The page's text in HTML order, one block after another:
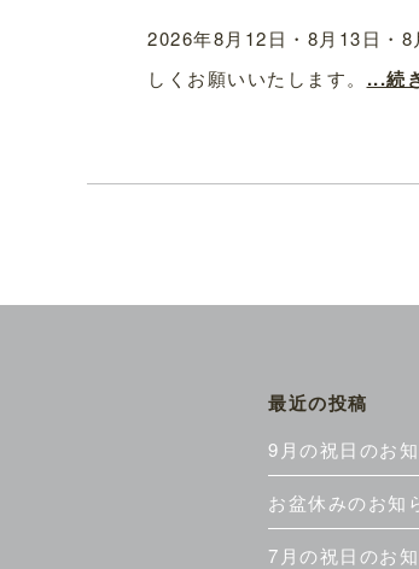
2026年8月12日・8月13日・
しくお願いいたします。 ...続
最近の投稿
9月の祝日のお
お盆休みのお知
7月の祝日のお